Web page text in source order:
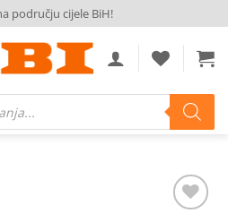
području cijele BiH!